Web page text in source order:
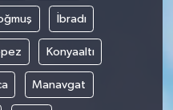
İbradı
Konyaaltı
Manavgat